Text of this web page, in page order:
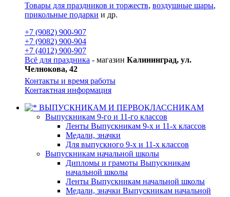
Товары для праздников и торжеств, воздушные шары,
прикольные подарки и др.
+7 (9082) 900-907
+7 (9082) 900-904
+7 (4012) 900-907
Всё для праздника - магазин Калининград, ул.
Челнокова, 42
Контакты и время работы
Контактная информация
ВЫПУСКНИКАМ И ПЕРВОКЛАССНИКАМ
Выпускникам 9-го и 11-го классов
Ленты Выпускникам 9-х и 11-х классов
Медали, значки
Для выпускного 9-х и 11-х классов
Выпускникам начальной школы
Дипломы и грамоты Выпускникам
начальной школы
Ленты Выпускникам начальной школы
Медали, значки Выпускникам начальной